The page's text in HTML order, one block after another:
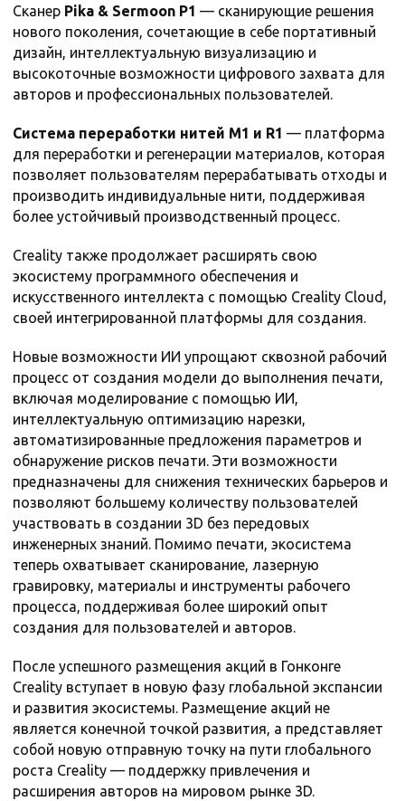
Сканер Pika & Sermoon P1 — сканирующие решения
нового поколения, сочетающие в себе портативный
дизайн, интеллектуальную визуализацию и
высокоточные возможности цифрового захвата для
авторов и профессиональных пользователей.
Система переработки нитей M1 и R1 — платформа
для переработки и регенерации материалов, которая
позволяет пользователям перерабатывать отходы и
производить индивидуальные нити, поддерживая
более устойчивый производственный процесс.
Creality также продолжает расширять свою
экосистему программного обеспечения и
искусственного интеллекта с помощью Creality Cloud,
своей интегрированной платформы для создания.
Новые возможности ИИ упрощают сквозной рабочий
процесс от создания модели до выполнения печати,
включая моделирование с помощью ИИ,
интеллектуальную оптимизацию нарезки,
автоматизированные предложения параметров и
обнаружение рисков печати. Эти возможности
предназначены для снижения технических барьеров и
позволяют большему количеству пользователей
участвовать в создании 3D без передовых
инженерных знаний. Помимо печати, экосистема
теперь охватывает сканирование, лазерную
гравировку, материалы и инструменты рабочего
процесса, поддерживая более широкий опыт
создания для пользователей и авторов.
После успешного размещения акций в Гонконге
Creality вступает в новую фазу глобальной экспансии
и развития экосистемы. Размещение акций не
является конечной точкой развития, а представляет
собой новую отправную точку на пути глобального
роста Creality — поддержку привлечения и
расширения авторов на мировом рынке 3D.